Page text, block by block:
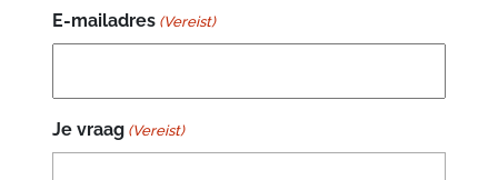
E-mailadres (Vereist)
Je vraag (Vereist)